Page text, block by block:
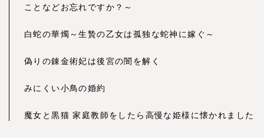
ことなどお忘れですか？～
白蛇の華燭～生贄の乙女は孤独な蛇神に嫁ぐ～
偽りの錬金術妃は後宮の闇を解く
みにくい小鳥の婚約
魔女と黒猫 家庭教師をしたら高慢な姫様に懐かれました